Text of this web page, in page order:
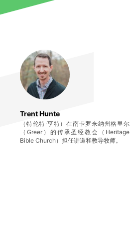
Trent Hunte
（特伦特·亨特）在南卡罗来纳州格里尔
（Greer）的传承圣经教会（Heritage
Bible Church）担任讲道和教导牧师。